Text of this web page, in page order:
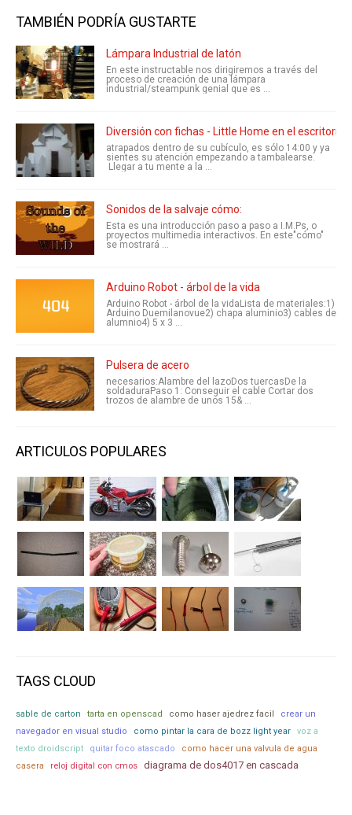
TAMBIÉN PODRÍA GUSTARTE
Lámpara Industrial de latón
En este instructable nos dirigiremos a través del
proceso de creación de una lámpara
industrial/steampunk genial que es ...
Diversión con fichas - Little Home en el escritorio
atrapados dentro de su cubículo, es sólo 14:00 y ya
sientes su atención empezando a tambalearse.
Llegar a tu mente a la ...
Sonidos de la salvaje cómo:
Esta es una introducción paso a paso a I.M.Ps, o
proyectos multimedia interactivos. En este"cómo"
se mostrará ...
Arduino Robot - árbol de la vida
Arduino Robot - árbol de la vidaLista de materiales:1)
Arduino Duemilanovue2) chapa aluminio3) cables de
alumnio4) 5 x 3 ...
Pulsera de acero
necesarios:Alambre del lazoDos tuercasDe la
soldaduraPaso 1: Conseguir el cable Cortar dos
trozos de alambre de unos 15& ...
ARTICULOS POPULARES
TAGS CLOUD
sable de carton tarta en openscad como haser ajedrez facil
crear un
navegador en visual studio
como pintar la cara de bozz light year
voz a
texto droidscript
quitar foco atascado
como hacer una valvula de agua
casera
reloj digital con cmos diagrama de dos4017 en cascada